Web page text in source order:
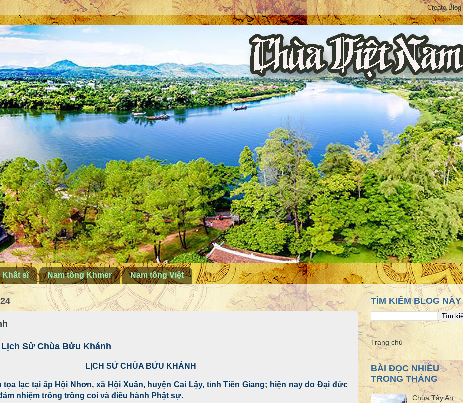
Khất sĩ Nam tông Khmer Nam tông Việt
Sử Chùa Bửu Khánh
LỊCH SỬ CHÙA BỬU KHÁNH
lạc tại ấp Hội Nhơn, xã Hội Xuân, huyện Cai Lậy, tỉnh Tiền Giang; hiện nay do Đại đức
nhiệm trông trông coi và điều hành Phật sự.
TÌM KIẾM BLOG NÀY
Trang chủ
BÀI ĐỌC NHIỀU
TRONG THÁNG
Chùa Tây An